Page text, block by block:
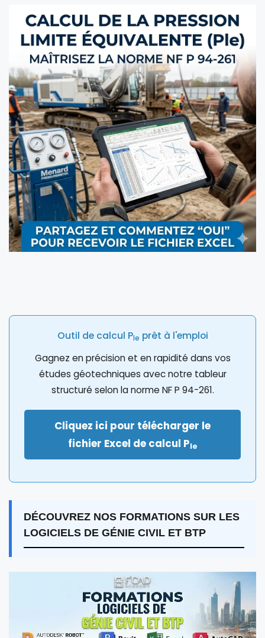
Outil de calcul Ple prêt à l'emploi
Gagnez en précision et en rapidité dans vos
études géotechniques avec notre tableur
structuré selon la norme NF P 94-261.
Cliquez ici pour télécharger le
fichier Excel de calcul Ple
DÉCOUVREZ NOS FORMATIONS SUR LES
LOGICIELS DE GÉNIE CIVIL ET BTP